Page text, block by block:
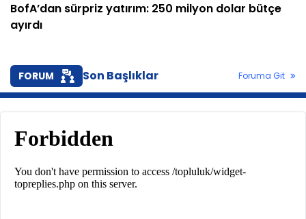
BofA’dan sürpriz yatırım: 250 milyon dolar bütçe
ayırdı
FORUM Son Başlıklar Foruma Git